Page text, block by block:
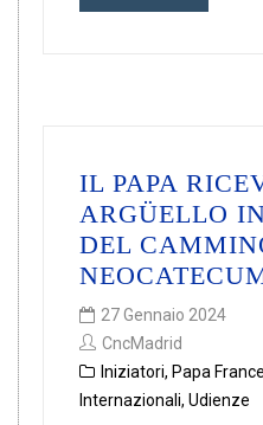
IL PAPA
ARGÜELLO
DEL
27 Gennaio 2024
CncMadrid
Iniziatori, Papa
Internazionali, Udienze